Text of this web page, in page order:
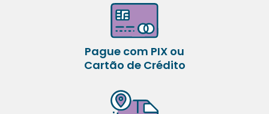
Pague com PIX ou
Cartão de Crédito